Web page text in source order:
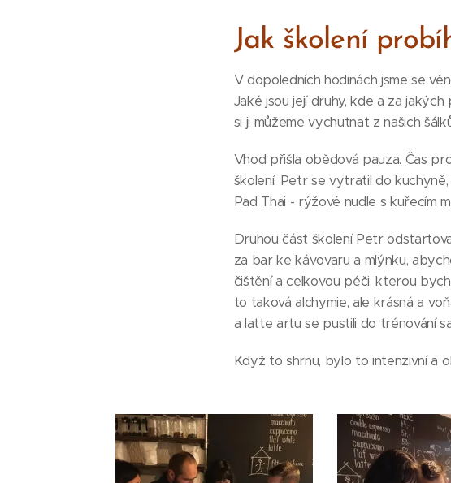
Jak školení
V dopoledních hodinách jsme se
Jaké jsou její druhy, kde a za
si ji můžeme vychutnat z našich
Vhod přišla obědová pauza. Čas
školení. Petr se vytratil do
Pad Thai - rýžové nudle s kuřecím
Druhou část školení Petr
za bar ke kávovaru a mlýnku,
čištění a celkovou péči, kterou
to taková alchymie, ale krásná a
a latte artu se pustili do trénování
Když to shrnu, bylo to intenzivní a